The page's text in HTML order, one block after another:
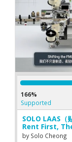
166%
Supported
SOLO LAAS
Rent First,
by Solo Cheong